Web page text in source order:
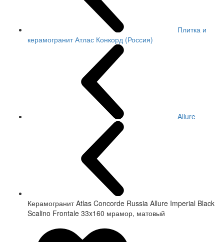
Плитка и
керамогранит Атлас Конкорд (Россия)
Allure
Керамогранит Atlas Concorde Russia Allure Imperial Black
Scalino Frontale 33x160 мрамор, матовый